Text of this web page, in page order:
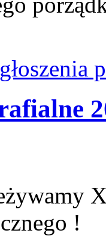
!